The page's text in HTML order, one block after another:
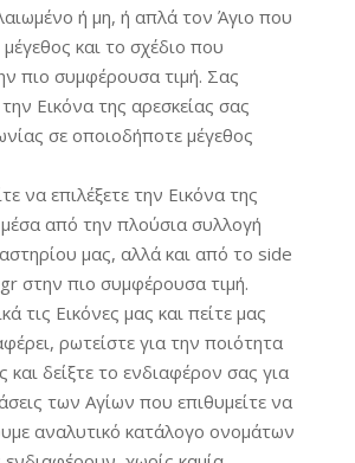
ή μη, ή απλά τον Άγιο που
και το σχέδιο που
πιο συμφέρουσα τιμή. Σας
Εικόνα της αρεσκείας σας
σε οποιοδήποτε μέγεθος
να επιλέξετε την Εικόνα της
από την πλούσια συλλογή
μας, αλλά και από το side
στην πιο συμφέρουσα τιμή.
τις Εικόνες μας και πείτε μας
ρωτείστε για την ποιότητα
και δείξτε το ενδιαφέρον σας για
των Αγίων που επιθυμείτε να
αναλυτικό κατάλογο ονομάτων